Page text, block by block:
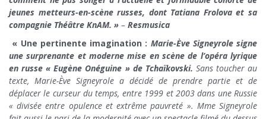
jeunes metteurs-en-scène russes, dont Tatiana Frolova et sa
compagnie Théâtre KnAM. » – Resmusica
« Une pertinente imagination : Marie-Ève Signeyrole signe
une surprenante et moderne mise en scène de l’opéra lyrique
en russe « Eugène Onéguine » de Tchaïkovski. Sans toucher au
texte, Marie-Ève Signeyrole a décidé de prendre partie et de
déplacer le curseur du temps, entre 1999 et 2003 dans une Russie
« divisée entre opulence et extrême pauvreté ». Mme Signeyrole